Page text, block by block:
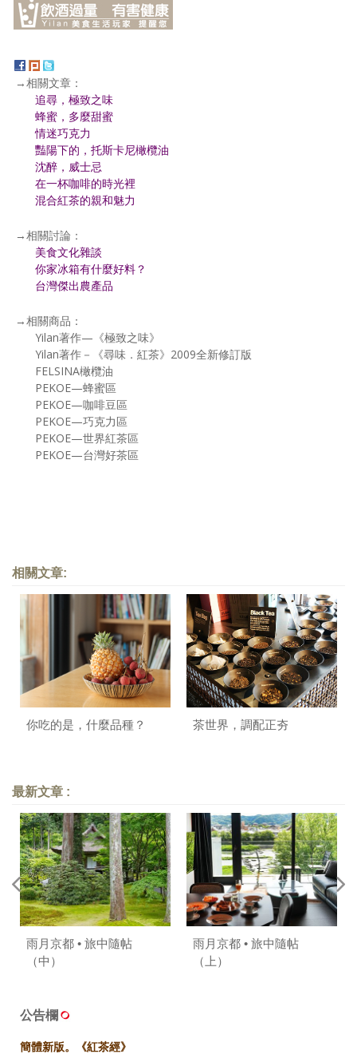
→相關文章：
追尋，極致之味
蜂蜜，多麼甜蜜
情迷巧克力
豔陽下的，托斯卡尼橄欖油
沈醉，威士忌
在一杯咖啡的時光裡
混合紅茶的親和魅力
→相關討論：
美食文化雜談
你家冰箱有什麼好料？
台灣傑出農產品
→相關商品：
Yilan著作—《極致之味》
Yilan著作－《尋味．紅茶》2009全新修訂版
FELSINA橄欖油
PEKOE—蜂蜜區
PEKOE—咖啡豆區
PEKOE—巧克力區
PEKOE—世界紅茶區
PEKOE—台灣好茶區
相關文章:
你吃的是，什麼品種？ 茶世界，調配正夯
最新文章 :
雨月京都 • 旅中隨帖
（中）
雨月京都 • 旅中隨帖
（上）
公告欄
簡體新版。《紅茶經》